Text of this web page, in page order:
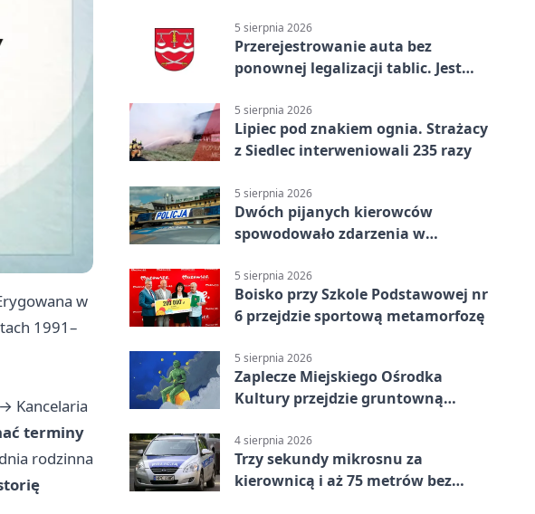
w
1991–
→ Kancelaria
terminy
rodzinna
5 sierpnia 2026
Przerejestrowanie auta bez
ponownej legalizacji tablic. Jest
5 sierpnia 2026
Lipiec pod znakiem ognia. Strażacy
z Siedlec interweniowali 235 razy
5 sierpnia 2026
Dwóch pijanych kierowców
spowodowało zdarzenia w
5 sierpnia 2026
Boisko przy Szkole Podstawowej nr
6 przejdzie sportową metamorfozę
5 sierpnia 2026
Zaplecze Miejskiego Ośrodka
Kultury przejdzie gruntowną
4 sierpnia 2026
Trzy sekundy mikrosnu za
kierownicą i aż 75 metrów bez